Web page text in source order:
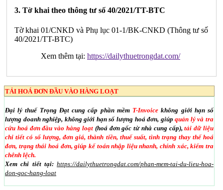
3. Tờ khai theo thông tư số 40/2021/TT-BTC
Tờ khai 01/CNKD và Phụ lục 01-1/BK-CNKD (Thông tư số
40/2021/TT-BTC)
Xem thêm tại: https://dailythuetrongdat.com/
TẢI HOÁ ĐƠN ĐẦU VÀO HÀNG LOẠT
Đại lý thuế Trọng Đạt cung cấp phần mềm T-Invoice không giới hạn số
lượng doanh nghiệp, không giới hạn số lượng hoá đơn, giúpquản lý và tra
cứu hoá đơn đầu vào hàng loạt(hoá đơn gốc từ nhà cung cấp),tải dữ liệu
chi tiết có số lượng, đơn giá, thành tiền, thuế suất, tình trạng thay thế hoá
đơn, trạng thái hoá đơn, giúp kế toán nhập liệu nhanh, chính xác, kiểm tra
chênh lệch.
Xem chi tiết tại: https://dailythuetrongdat.com/phan-mem-tai-du-lieu-hoa-
don-goc-hang-loat